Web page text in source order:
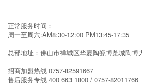
正常服务时间：
周一至周六:AM8:30-12:00 PM13:45-17:35
总部地址：佛山市禅城区华夏陶瓷博览城陶博
招商加盟热线 0757-82591667
售后服务专线 400 663 1800 / 0757-82011766